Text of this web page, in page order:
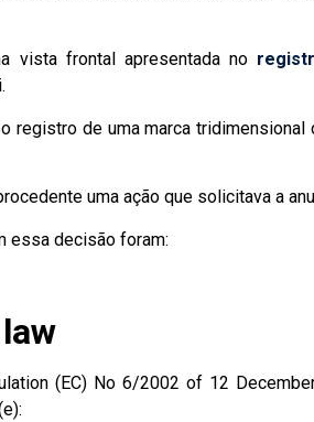
vista frontal apresentada no
registro de uma marca
uma ação que solicitava a
essa decisão foram:
(EC) No 6/2002 of 12 December